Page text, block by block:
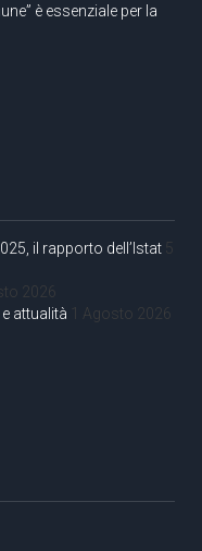
è essenziale per la
il rapporto dell’Istat 5
2026
attualità 1 Agosto 2026